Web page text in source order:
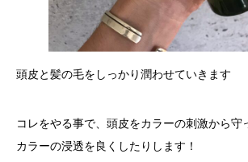
頭皮と髪の毛をしっかり潤わせていきます
コレをやる事で、頭皮をカラーの刺激から守
カラーの浸透を良くしたりします！